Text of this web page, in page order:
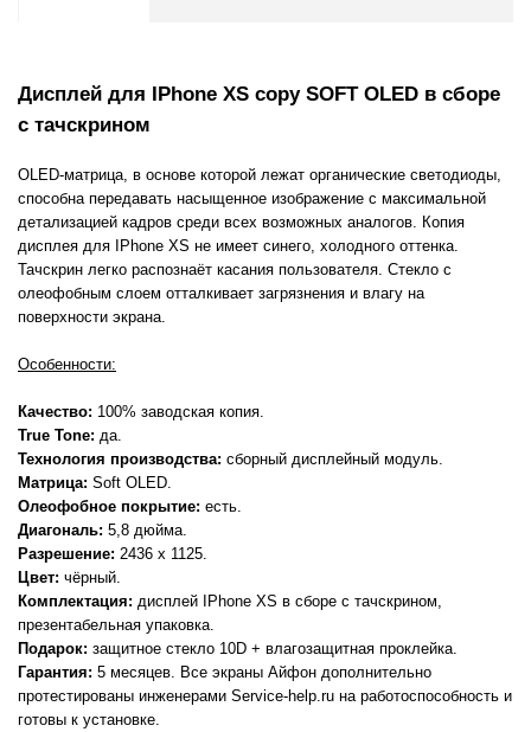
Дисплей для IPhone XS copy SOFT OLED в сборе
с тачскрином
OLED-матрица, в основе которой лежат органические светодиоды,
способна передавать насыщенное изображение с максимальной
детализацией кадров среди всех возможных аналогов. Копия
дисплея для IPhone XS не имеет синего, холодного оттенка.
Тачскрин легко распознаёт касания пользователя. Стекло с
олеофобным слоем отталкивает загрязнения и влагу на
поверхности экрана.
Особенности:
Качество: 100% заводская копия.
True Tone: да.
Технология производства: сборный дисплейный модуль.
Матрица: Soft OLED.
Олеофобное покрытие: есть.
Диагональ: 5,8 дюйма.
Разрешение: 2436 x 1125.
Цвет: чёрный.
Комплектация: дисплей IPhone XS в сборе с тачскрином,
презентабельная упаковка.
Подарок: защитное стекло 10D + влагозащитная проклейка.
Гарантия: 5 месяцев. Все экраны Айфон дополнительно
протестированы инженерами Service-help.ru на работоспособность и
готовы к установке.